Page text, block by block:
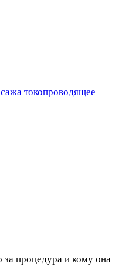
токопроводящее
за процедура и кому она